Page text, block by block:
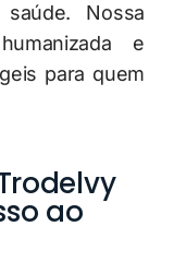
Nossa
e
para quem
ao